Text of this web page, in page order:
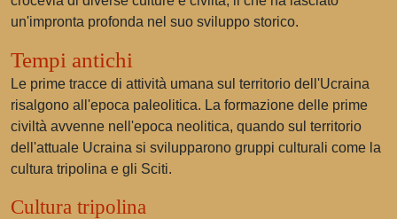
un'impronta profonda nel suo sviluppo storico.
Tempi antichi
Le prime tracce di attività umana sul territorio dell'Ucraina
risalgono all'epoca paleolitica. La formazione delle prime
civiltà avvenne nell'epoca neolitica, quando sul territorio
dell'attuale Ucraina si svilupparono gruppi culturali come la
cultura tripolina e gli Sciti.
Cultura tripolina